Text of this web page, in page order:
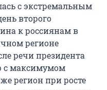
с экстремальным
второго
к россиянам в
регионе
речи президента
с максимумом
регион при росте